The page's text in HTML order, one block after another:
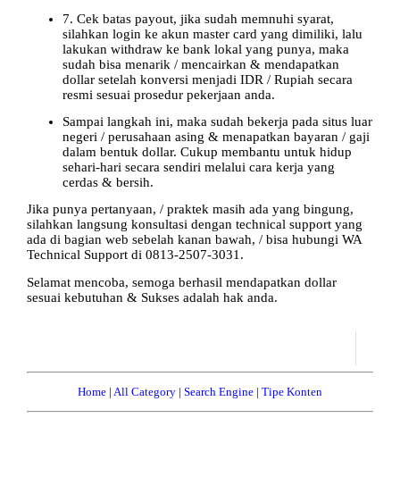
7. Cek batas payout, jika sudah memnuhi syarat,
silahkan login ke akun master card yang dimiliki, lalu
lakukan withdraw ke bank lokal yang punya, maka
sudah bisa menarik / mencairkan & mendapatkan
dollar setelah konversi menjadi IDR / Rupiah secara
resmi sesuai prosedur pekerjaan anda.
Sampai langkah ini, maka sudah bekerja pada situs luar
negeri / perusahaan asing & menapatkan bayaran / gaji
dalam bentuk dollar. Cukup membantu untuk hidup
sehari-hari secara sendiri melalui cara kerja yang
cerdas & bersih.
Jika punya pertanyaan, / praktek masih ada yang bingung,
silahkan langsung konsultasi dengan technical support yang
ada di bagian web sebelah kanan bawah, / bisa hubungi WA
Technical Support di 0813-2507-3031.
Selamat mencoba, semoga berhasil mendapatkan dollar
sesuai kebutuhan & Sukses adalah hak anda.
Home | All Category | Search Engine | Tipe Konten